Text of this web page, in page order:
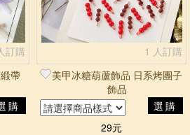
訂購
帶
購
1 人訂購
美甲冰糖葫蘆飾品 日系烤團子
飾品
選購
29元